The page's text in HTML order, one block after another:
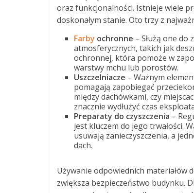
oraz funkcjonalności. Istnieje wiele
doskonałym stanie. Oto trzy z
Farby ochronne – Służą one do
atmosferycznych, takich jak
ochronnej, która pomoże w
warstwy mchu lub porostów.
Uszczelniacze – Ważnym
pomagają zapobiegać
między dachówkami, czy
znacznie wydłużyć czas
Preparaty do czyszczenia –
jest kluczem do jego trwałości.
usuwają zanieczyszczenia, a
dach.
Używanie odpowiednich materiałów
zwiększa bezpieczeństwo budynku.